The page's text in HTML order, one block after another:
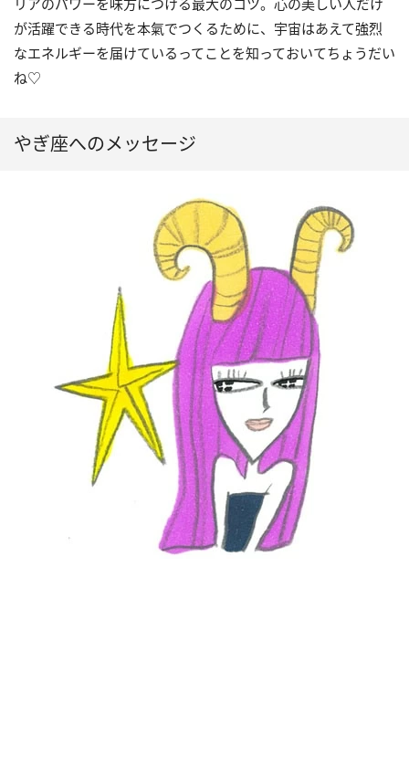
が活躍できる時代を本氣でつくるために、宇宙はあえて強烈
なエネルギーを届けているってことを知っておいてちょうだい
ね♡
やぎ座へのメッセージ